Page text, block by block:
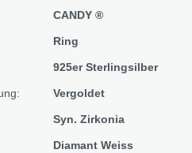
CANDY ®
Ring
925er Sterlingsilber
Vergoldet
Syn. Zirkonia
Diamant Weiss